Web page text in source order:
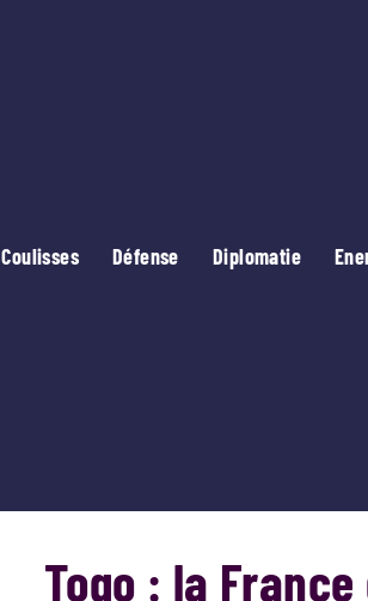
Coulisses Défense Diplomatie
Togo : la